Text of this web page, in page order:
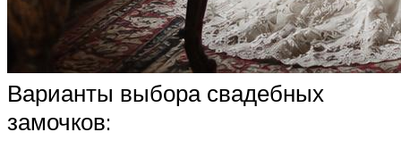
Варианты выбора свадебных
замочков: